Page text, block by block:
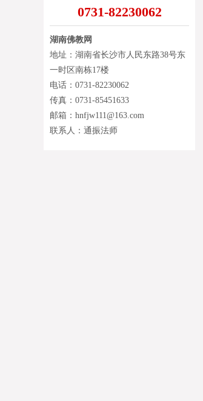
0731-82230062
湖南佛教网
地址：湖南省长沙市人民东路38号东
一时区南栋17楼
电话：0731-82230062
传真：0731-85451633
邮箱：hnfjw111@163.com
联系人：通振法师